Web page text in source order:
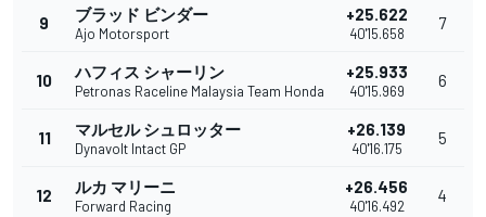
9 ブラッド ビンダー
Ajo Motorsport
+25.622
40'15.658
7
10 ハフィス シャーリン
Petronas Raceline Malaysia Team Honda
+25.933
40'15.969
6
11 マルセル シュロッター
Dynavolt Intact GP
+26.139
40'16.175
5
12 ルカ マリーニ
Forward Racing
+26.456
40'16.492
4